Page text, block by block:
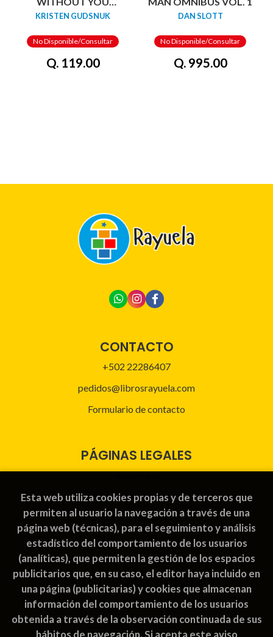
VOLUME 1 (GRAPHIC
KRISTEN GUDSNUK
No Disponible/Consultar
Q. 119.00
DAN SLOTT
No Disponible/Consultar
Q. 995.00
CONTACTO
+502 22286407
pedidos@librosrayuela.com
Formulario de contacto
PÁGINAS LEGALES
Aviso legal
Condiciones de venta
Política de privacidad
Política de Cookies
ATENCIÓN AL CLIENTE
Quiénes somos
Pedidos especiales
Esta web utiliza cookies propias y de terceros que
permiten al usuario la navegación a través de una
página web (técnicas), para el seguimiento y análisis
estadístico del comportamiento de los usuarios
(analíticas), que permiten la gestión de los espacios
publicitarios que, en su caso, el editor haya incluido en
una página (publicitarias) y cookies que almacenan
información del comportamiento de los usuarios
obtenida a través de la observación continuada de sus
hábitos de navegación. Si acepta este aviso